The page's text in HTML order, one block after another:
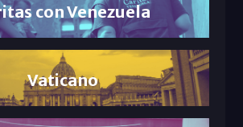
con Venezuela
Vaticano